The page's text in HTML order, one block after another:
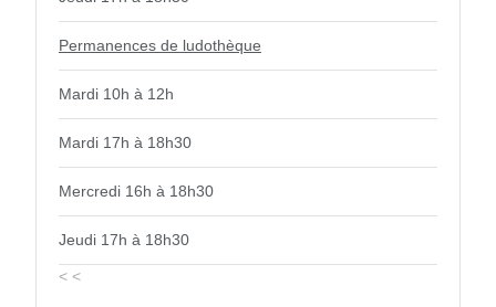
Permanences de ludothèque
Mardi 10h à 12h
Mardi 17h à 18h30
Mercredi 16h à 18h30
Jeudi 17h à 18h30
< <